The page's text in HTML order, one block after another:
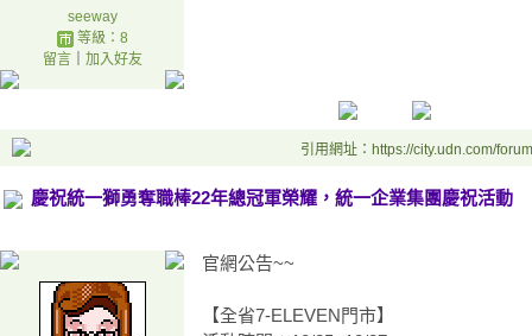
seeway
等級：8
留言｜ 加入好友
引用網址：https://city.udn.com/
慶祝統一獅勇奪職棒22年總冠軍榮耀，統一企業集團慶祝活動
官網公告~~
【全省7-ELEVEN門市】